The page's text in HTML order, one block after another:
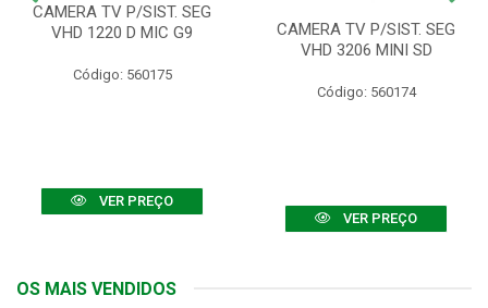
CAMERA TV P/SIST. SEG
VHD 1220 D MIC G9
Código: 560175
VER PREÇO
CAMERA TV P/SIST. SEG
VHD 3206 MINI SD
Código: 560174
VER PREÇO
OS MAIS VENDIDOS